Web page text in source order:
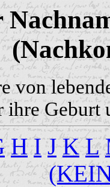
von
ihre Geburt
H I J K L